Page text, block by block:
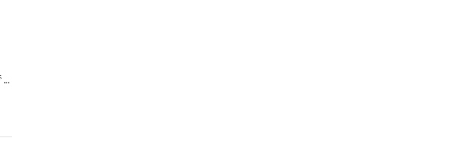
【未経験大歓迎】千葉で足場工事の求人をお探しの方へ｜株式会社斎藤工業